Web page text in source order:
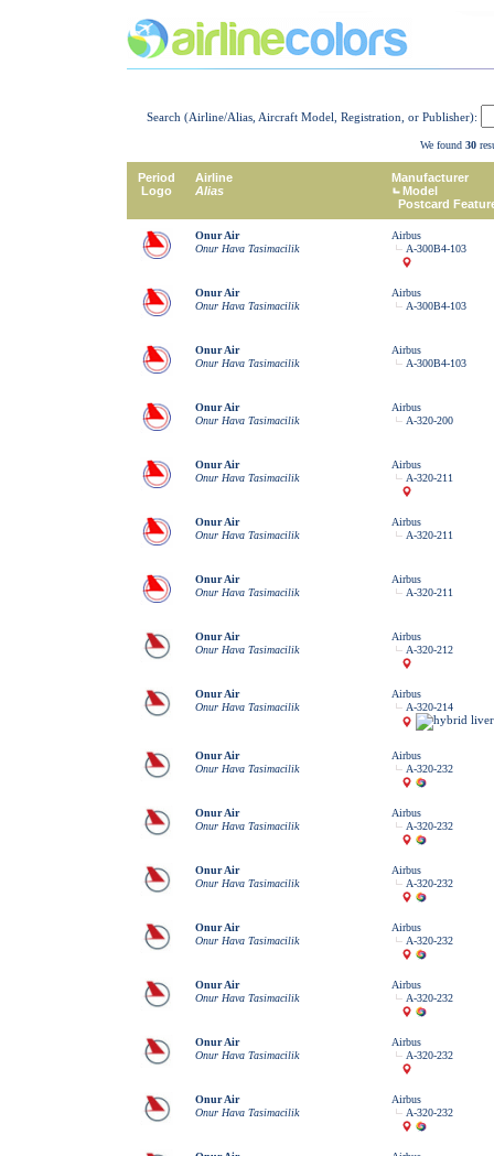
Search (Airline/Alias, Aircraft Model, Registration, or Publisher):
We found 30
Period
Logo
Airline
Alias
Manufacturer
Model
Postcard
Onur Air
Onur Hava Tasimacilik
Airbus
A-300B4-103
Onur Air
Onur Hava Tasimacilik
Airbus
A-300B4-103
Onur Air
Onur Hava Tasimacilik
Airbus
A-300B4-103
Onur Air
Onur Hava Tasimacilik
Airbus
A-320-200
Onur Air
Onur Hava Tasimacilik
Airbus
A-320-211
Onur Air
Onur Hava Tasimacilik
Airbus
A-320-211
Onur Air
Onur Hava Tasimacilik
Airbus
A-320-211
Onur Air
Onur Hava Tasimacilik
Airbus
A-320-212
Onur Air
Onur Hava Tasimacilik
Airbus
A-320-214
Onur Air
Onur Hava Tasimacilik
Airbus
A-320-232
Onur Air
Onur Hava Tasimacilik
Airbus
A-320-232
Onur Air
Onur Hava Tasimacilik
Airbus
A-320-232
Onur Air
Onur Hava Tasimacilik
Airbus
A-320-232
Onur Air
Onur Hava Tasimacilik
Airbus
A-320-232
Onur Air
Onur Hava Tasimacilik
Airbus
A-320-232
Onur Air
Onur Hava Tasimacilik
Airbus
A-320-232